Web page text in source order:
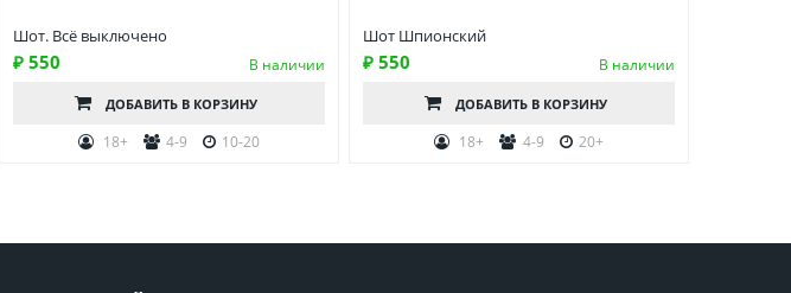
Шот. Всё выключено
₽ 550 В наличии
ДОБАВИТЬ В КОРЗИНУ
18+ 4-9 10-20
Шот Шпионский
₽ 550 В наличии
ДОБАВИТЬ В КОРЗИНУ
18+ 4-9 20+